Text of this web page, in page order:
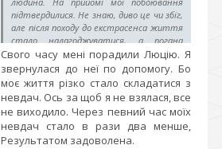
підтвердилися. Не знаю, диво це чи збіг,
але після походу до екстрасенса життя
стало налагоджуватися, а погана
людина стала обходити мене
стороною.
Свого часу мені порадили Люцію. Я
звернулася до неї по допомогу. Бо
моє життя різко стало складатися з
невдач. Ось за щоб я не взялася, все
не виходило. Через певний час моїх
невдач стало в рази два менше,
Результатом задоволена.